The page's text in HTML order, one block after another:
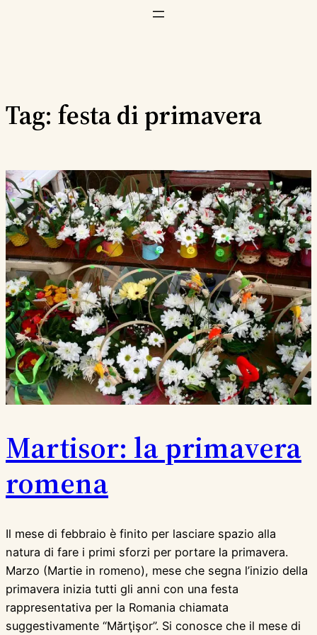
Tag: festa di primavera
Martisor: la primavera
romena
Il mese di febbraio è finito per lasciare spazio alla
natura di fare i primi sforzi per portare la primavera.
Marzo (Martie in romeno), mese che segna l’inizio della
primavera inizia tutti gli anni con una festa
rappresentativa per la Romania chiamata
suggestivamente “Mărţişor”. Si conosce che il mese di